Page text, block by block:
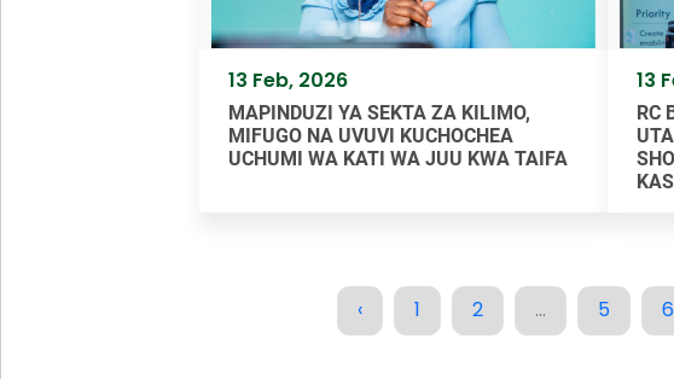
13 Feb, 2026
MAPINDUZI YA SEKTA ZA KILIMO,
MIFUGO NA UVUVI KUCHOCHEA
UCHUMI WA KATI WA JUU KWA TAIFA
13
RC
‹ 1 2 ... 5 6